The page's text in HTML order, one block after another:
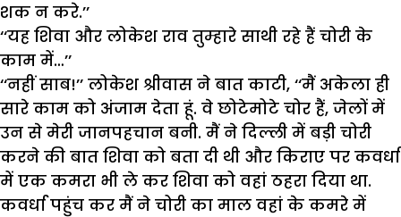
शक न करे.’’
‘‘यह शिवा और लोकेश राव तुम्हारे साथी रहे हैं चोरी के
काम में…’’
‘‘नहीं साब!’’ लोकेश श्रीवास ने बात काटी, ‘‘मैं अकेला ही
सारे काम को अंजाम देता हूं. वे छोटेमोटे चोर हैं, जेलों में
उन से मेरी जानपहचान बनी. मैं ने दिल्ली में बड़ी चोरी
करने की बात शिवा को बता दी थी और किराए पर कवर्धा
में एक कमरा भी ले कर शिवा को वहां ठहरा दिया था.
कवर्धा पहुंच कर मैं ने चोरी का माल वहां के कमरे में